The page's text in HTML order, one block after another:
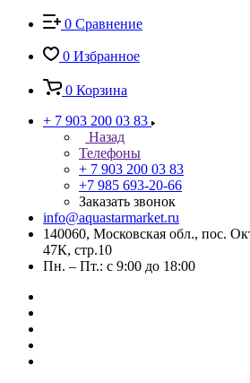
0 Сравнение
0 Избранное
0 Корзина
+ 7 903 200 03 83
Назад
Телефоны
+ 7 903 200 03 83
+7 985 693-20-66
Заказать звонок
info@aquastarmarket.ru
140060, Московская обл., пос.
47К, стр.10
Пн. – Пт.: с 9:00 до 18:00